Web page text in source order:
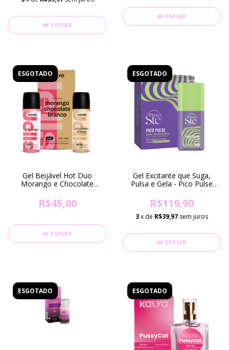
ESPIAR
ESPIAR
ESGOTADO
Gel Beijável Hot Duo
Morango e Chocolate
SOMENTE EM FORTALEZA-
CE)
R$45,00
ESPIAR
ESGOTADO
Gel Excitante que Suga,
Pulsa e Gela - Pico Pulse
R$119,90
3x de R$39,97 sem juros
ESPIAR
ESGOTADO ESGOTADO